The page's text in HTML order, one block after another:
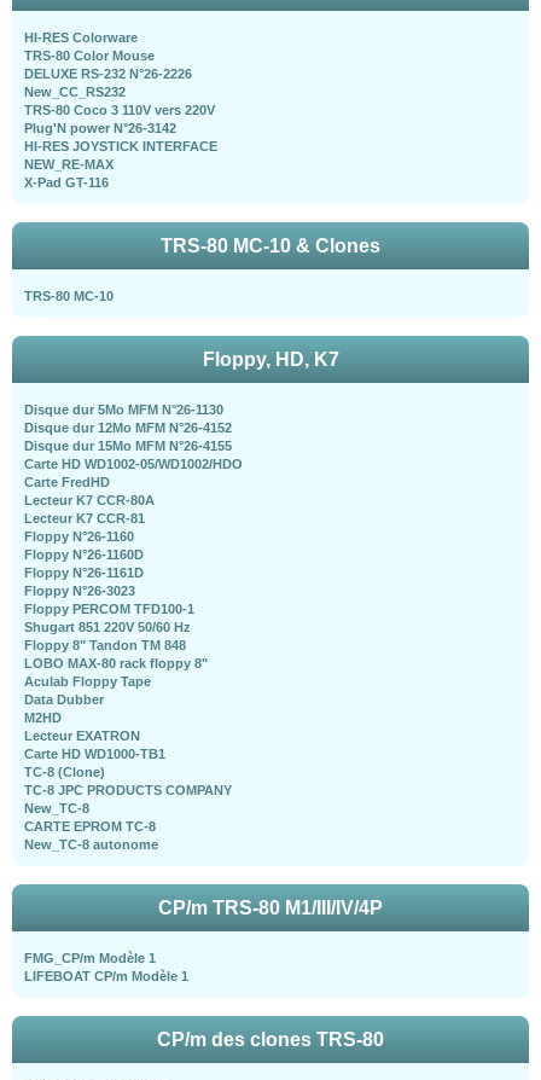
HI-RES Colorware
TRS-80 Color Mouse
DELUXE RS-232 N°26-2226
New_CC_RS232
TRS-80 Coco 3 110V vers 220V
Plug'N power N°26-3142
HI-RES JOYSTICK INTERFACE
NEW_RE-MAX
X-Pad GT-116
TRS-80 MC-10 & Clones
TRS-80 MC-10
Floppy, HD, K7
Disque dur 5Mo MFM N°26-1130
Disque dur 12Mo MFM N°26-4152
Disque dur 15Mo MFM N°26-4155
Carte HD WD1002-05/WD1002/HDO
Carte FredHD
Lecteur K7 CCR-80A
Lecteur K7 CCR-81
Floppy N°26-1160
Floppy N°26-1160D
Floppy N°26-1161D
Floppy N°26-3023
Floppy PERCOM TFD100-1
Shugart 851 220V 50/60 Hz
Floppy 8" Tandon TM 848
LOBO MAX-80 rack floppy 8"
Aculab Floppy Tape
Data Dubber
M2HD
Lecteur EXATRON
Carte HD WD1000-TB1
TC-8 (Clone)
TC-8 JPC PRODUCTS COMPANY
New_TC-8
CARTE EPROM TC-8
New_TC-8 autonome
CP/m TRS-80 M1/III/IV/4P
FMG_CP/m Modèle 1
LIFEBOAT CP/m Modèle 1
CP/m des clones TRS-80